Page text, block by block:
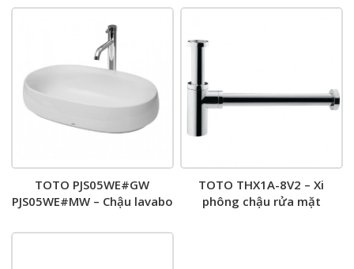
TOTO PJS05WE#GW
PJS05WE#MW – Chậu lavabo
TOTO THX1A-8V2 – Xi
phông chậu rửa mặt